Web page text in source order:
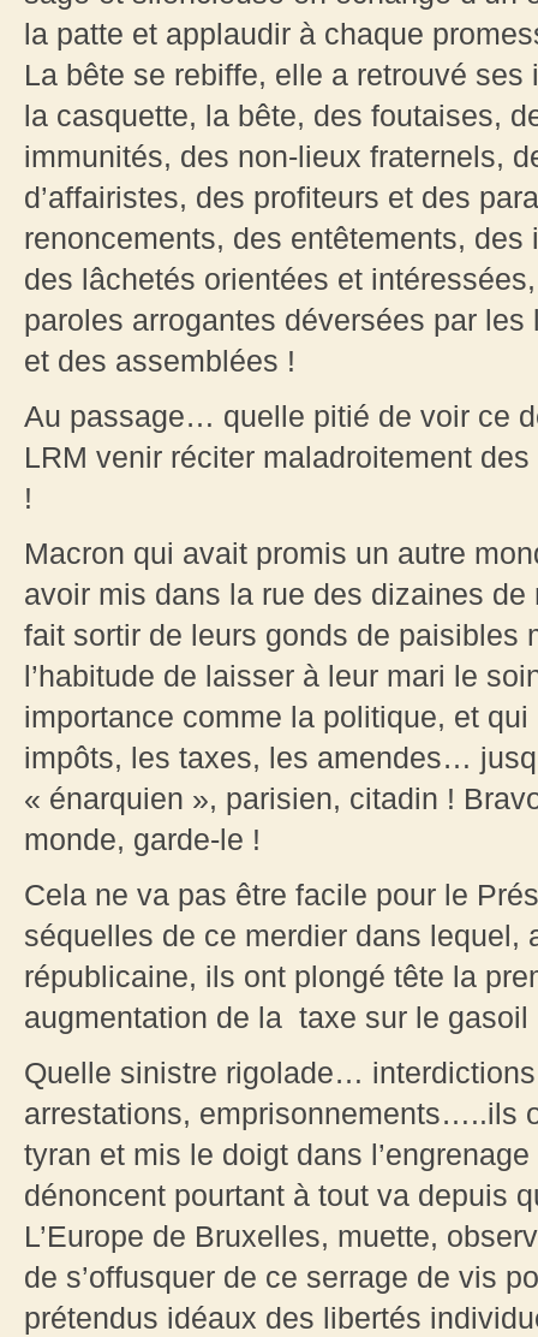
la patte et applaudir à chaque
La bête se rebiffe, elle a retrouvé
la casquette, la bête, des foutaises,
immunités, des non-lieux fraternels,
d’affairistes, des profiteurs et des
renoncements, des entêtements,
des lâchetés orientées et
paroles arrogantes déversées par
et des assemblées !
Au passage… quelle pitié de voir ce
LRM venir réciter maladroitement
!
Macron qui avait promis un autre
avoir mis dans la rue des dizaines
fait sortir de leurs gonds de paisibles
l’habitude de laisser à leur mari le
importance comme la politique, et
impôts, les taxes, les amendes…
« énarquien », parisien, citadin !
monde, garde-le !
Cela ne va pas être facile pour le
séquelles de ce merdier dans lequel,
républicaine, ils ont plongé tête la
augmentation de la taxe sur le gasoil
Quelle sinistre rigolade…
arrestations, emprisonnements…..ils
tyran et mis le doigt dans
dénoncent pourtant à tout va depuis
L’Europe de Bruxelles, muette,
de s’offusquer de ce serrage de vis
prétendus idéaux des libertés